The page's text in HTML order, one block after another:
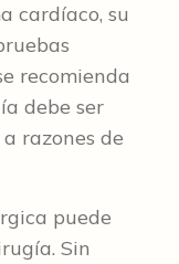
cardíaco, su
recomienda
debe ser
razones de
puede
Sin